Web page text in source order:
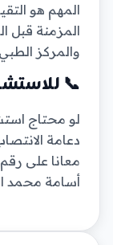
المهم هو
المزمنة قبل
والمركز
📞
لو محتاج
دعامة
معانا على رقم
أسامة محمد